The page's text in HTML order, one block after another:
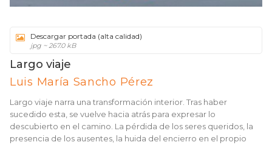
Descargar portada (alta calidad)
jpg ~ 267.0 kB
Largo viaje
Luis María Sancho Pérez
Largo viaje narra una transformación interior. Tras haber
sucedido esta, se vuelve hacia atrás para expresar lo
descubierto en el camino. La pérdida de los seres queridos, la
presencia de los ausentes, la huida del encierro en el propio